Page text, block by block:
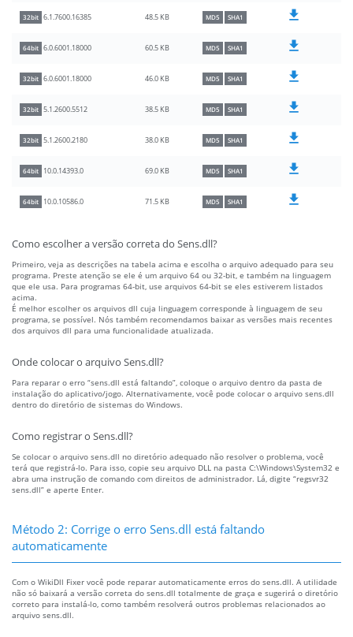
32bit 6.1.7600.16385 48.5 KB MD5 SHA1
64bit 6.0.6001.18000 60.5 KB MD5 SHA1
32bit 6.0.6001.18000 46.0 KB MD5 SHA1
32bit 5.1.2600.5512 38.5 KB MD5 SHA1
32bit 5.1.2600.2180 38.0 KB MD5 SHA1
64bit 10.0.14393.0 69.0 KB MD5 SHA1
64bit 10.0.10586.0 71.5 KB MD5 SHA1
Como escolher a versão correta do Sens.dll?
Primeiro, veja as descrições na tabela acima e escolha o arquivo adequado para seu
programa. Preste atenção se ele é um arquivo 64 ou 32-bit, e também na linguagem
que ele usa. Para programas 64-bit, use arquivos 64-bit se eles estiverem listados
acima.
É melhor escolher os arquivos dll cuja linguagem corresponde à linguagem de seu
programa, se possível. Nós também recomendamos baixar as versões mais recentes
dos arquivos dll para uma funcionalidade atualizada.
Onde colocar o arquivo Sens.dll?
Para reparar o erro “sens.dll está faltando”, coloque o arquivo dentro da pasta de
instalação do aplicativo/jogo. Alternativamente, você pode colocar o arquivo sens.dll
dentro do diretório de sistemas do Windows.
Como registrar o Sens.dll?
Se colocar o arquivo sens.dll no diretório adequado não resolver o problema, você
terá que registrá-lo. Para isso, copie seu arquivo DLL na pasta C:\Windows\System32 e
abra uma instrução de comando com direitos de administrador. Lá, digite “regsvr32
sens.dll” e aperte Enter.
Método 2: Corrige o erro Sens.dll está faltando
automaticamente
Com o WikiDll Fixer você pode reparar automaticamente erros do sens.dll. A utilidade
não só baixará a versão correta do sens.dll totalmente de graça e sugerirá o diretório
correto para instalá-lo, como também resolverá outros problemas relacionados ao
arquivo sens.dll.